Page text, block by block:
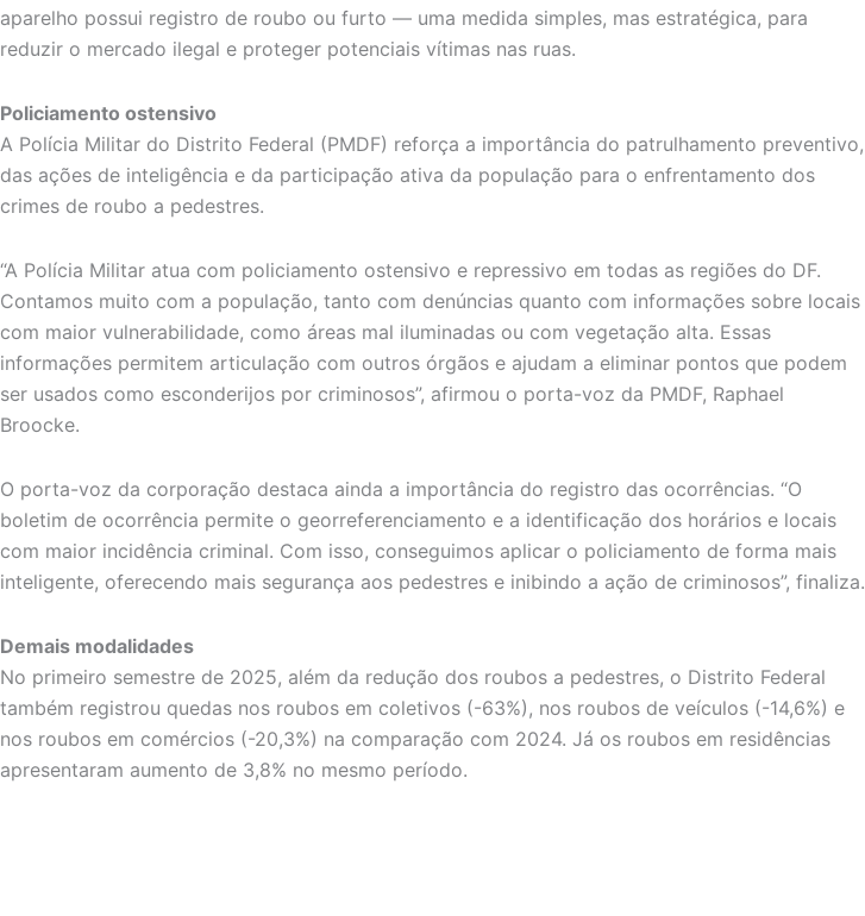
aparelho possui registro de roubo ou furto — uma medida simples, mas estratégica, para
reduzir o mercado ilegal e proteger potenciais vítimas nas ruas.
Policiamento ostensivo
A Polícia Militar do Distrito Federal (PMDF) reforça a importância do patrulhamento preventivo,
das ações de inteligência e da participação ativa da população para o enfrentamento dos
crimes de roubo a pedestres.
“A Polícia Militar atua com policiamento ostensivo e repressivo em todas as regiões do DF.
Contamos muito com a população, tanto com denúncias quanto com informações sobre locais
com maior vulnerabilidade, como áreas mal iluminadas ou com vegetação alta. Essas
informações permitem articulação com outros órgãos e ajudam a eliminar pontos que podem
ser usados como esconderijos por criminosos”, afirmou o porta-voz da PMDF, Raphael
Broocke.
O porta-voz da corporação destaca ainda a importância do registro das ocorrências. “O
boletim de ocorrência permite o georreferenciamento e a identificação dos horários e locais
com maior incidência criminal. Com isso, conseguimos aplicar o policiamento de forma mais
inteligente, oferecendo mais segurança aos pedestres e inibindo a ação de criminosos”, finaliza.
Demais modalidades
No primeiro semestre de 2025, além da redução dos roubos a pedestres, o Distrito Federal
também registrou quedas nos roubos em coletivos (-63%), nos roubos de veículos (-14,6%) e
nos roubos em comércios (-20,3%) na comparação com 2024. Já os roubos em residências
apresentaram aumento de 3,8% no mesmo período.